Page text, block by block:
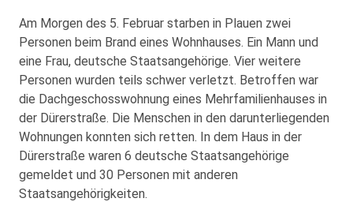
Am Morgen des 5. Februar starben in Plauen zwei
Personen beim Brand eines Wohnhauses. Ein Mann und
eine Frau, deutsche Staatsangehörige. Vier weitere
Personen wurden teils schwer verletzt. Betroffen war
die Dachgeschosswohnung eines Mehrfamilienhauses in
der Dürerstraße. Die Menschen in den darunterliegenden
Wohnungen konnten sich retten. In dem Haus in der
Dürerstraße waren 6 deutsche Staatsangehörige
gemeldet und 30 Personen mit anderen
Staatsangehörigkeiten.